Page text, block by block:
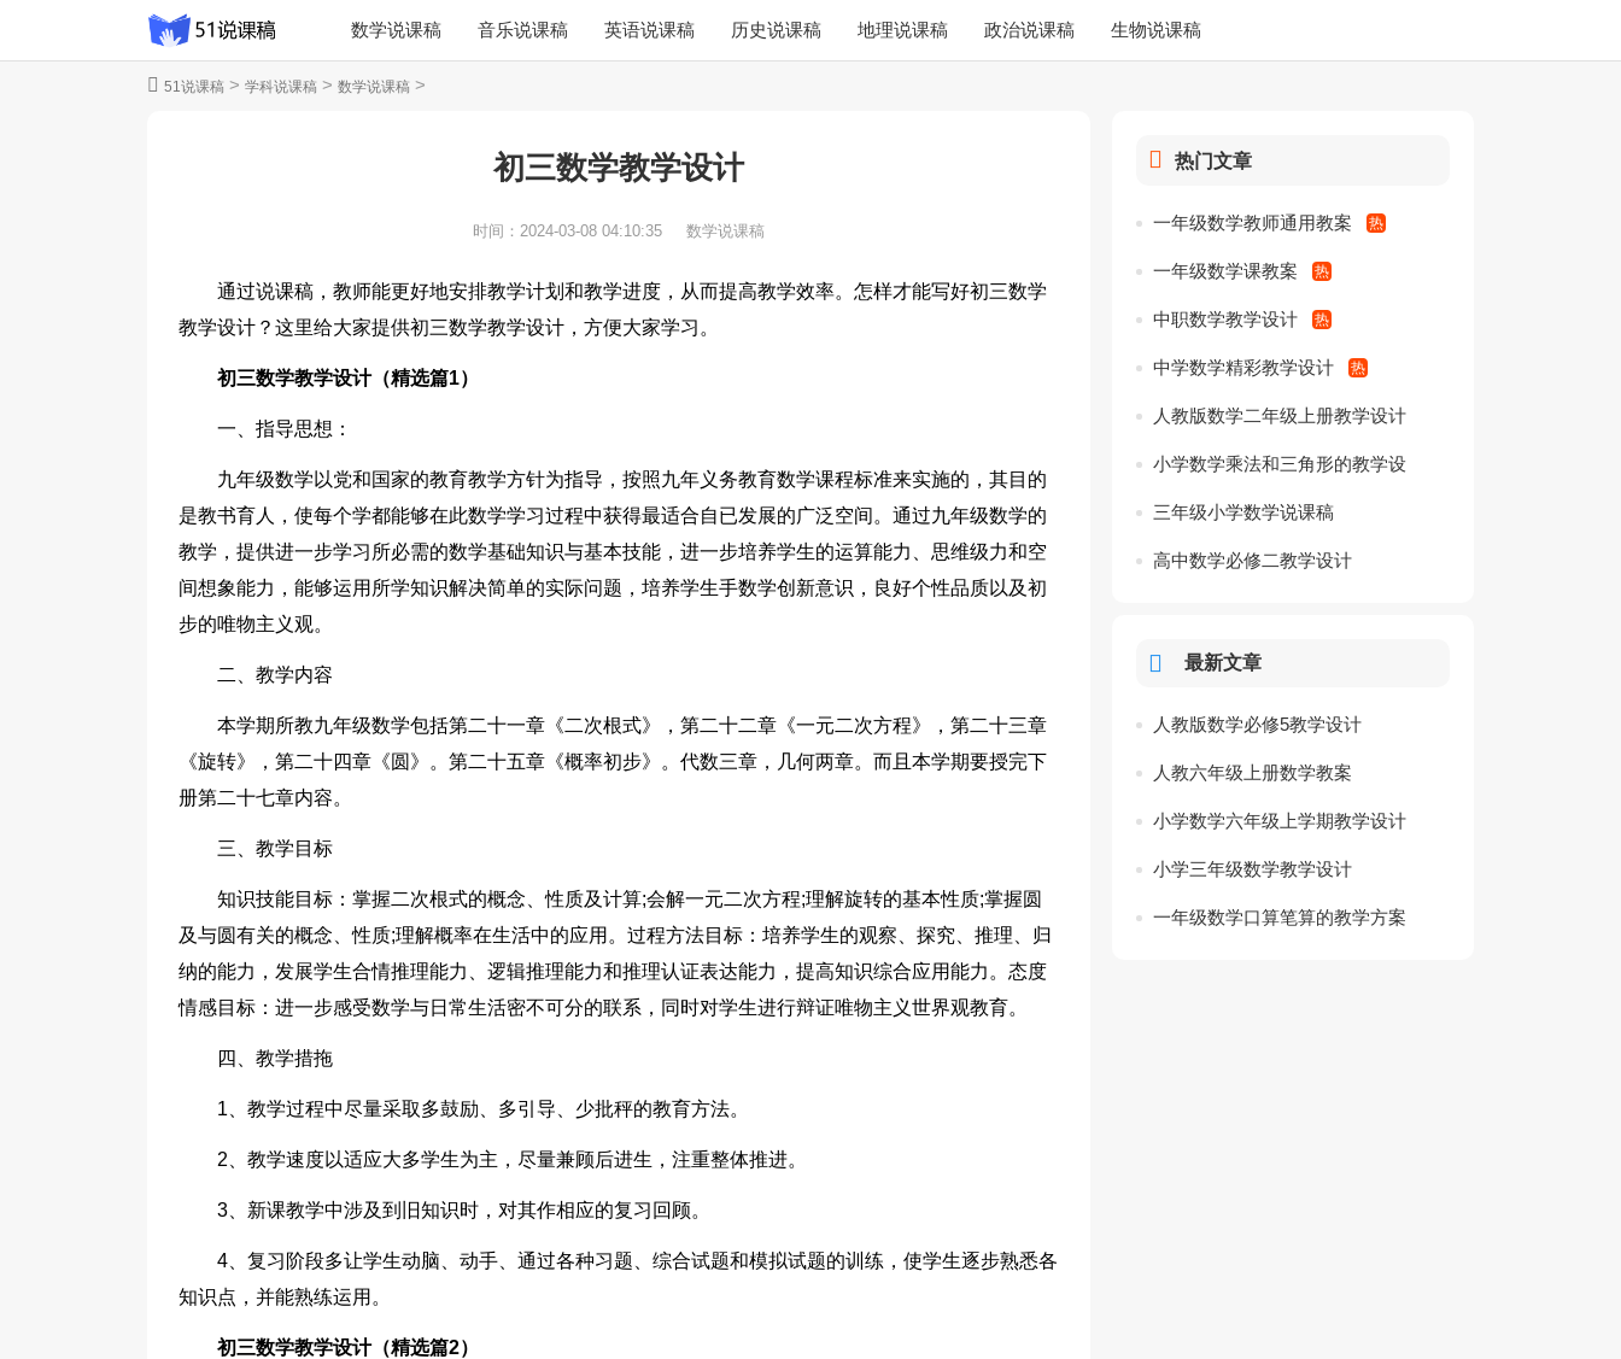
数学说课稿 音乐说课稿 英语说课稿 历史说课稿 地理说课稿 政治说课稿 生物说课稿
物理说课稿
51说课稿 > 学科说课稿 > 数学说课稿 >
初三数学教学设计
时间： 2024-03-08 04:10:35 数学说课稿
通过说课稿，教师能更好地安排教学计划和教学进度，从而提高教学效率。怎样才能写好初三数学
教学设计？这里给大家提供初三数学教学设计，方便大家学习。
初三数学教学设计（精选篇1）
一、指导思想：
九年级数学以党和国家的教育教学方针为指导，按照九年义务教育数学课程标准来实施的，其目的
是教书育人，使每个学都能够在此数学学习过程中获得最适合自已发展的广泛空间。通过九年级数学的
教学，提供进一步学习所必需的数学基础知识与基本技能，进一步培养学生的运算能力、思维级力和空
间想象能力，能够运用所学知识解决简单的实际问题，培养学生手数学创新意识，良好个性品质以及初
步的唯物主义观。
二、教学内容
本学期所教九年级数学包括第二十一章《二次根式》，第二十二章《一元二次方程》，第二十三章
《旋转》，第二十四章《圆》。第二十五章《概率初步》。代数三章，几何两章。而且本学期要授完下
册第二十七章内容。
三、教学目标
知识技能目标：掌握二次根式的概念、性质及计算;会解一元二次方程;理解旋转的基本性质;掌握圆
及与圆有关的概念、性质;理解概率在生活中的应用。过程方法目标：培养学生的观察、探究、推理、归
纳的能力，发展学生合情推理能力、逻辑推理能力和推理认证表达能力，提高知识综合应用能力。态度
情感目标：进一步感受数学与日常生活密不可分的联系，同时对学生进行辩证唯物主义世界观教育。
四、教学措拖
1、教学过程中尽量采取多鼓励、多引导、少批秤的教育方法。
2、教学速度以适应大多学生为主，尽量兼顾后进生，注重整体推进。
3、新课教学中涉及到旧知识时，对其作相应的复习回顾。
4、复习阶段多让学生动脑、动手、通过各种习题、综合试题和模拟试题的训练，使学生逐步熟悉各
知识点，并能熟练运用。
初三数学教学设计（精选篇2）
热门文章
一年级数学教师通用教案
一年级数学课教案
中职数学教学设计
中学数学精彩教学设计
人教版数学二年级上册教学设计
小学数学乘法和三角形的教学设
计
三年级小学数学说课稿
高中数学必修二教学设计
最新文章
人教版数学必修5教学设计
人教六年级上册数学教案
小学数学六年级上学期教学设计
小学三年级数学教学设计
一年级数学口算笔算的教学方案